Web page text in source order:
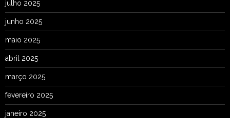
julho 2025
junho 2025
maio 2025
abril 2025
março 2025
fevereiro 2025
janeiro 2025